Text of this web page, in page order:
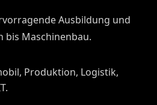
Ausbildung und
bis Maschinenbau.
Produktion, Logistik,